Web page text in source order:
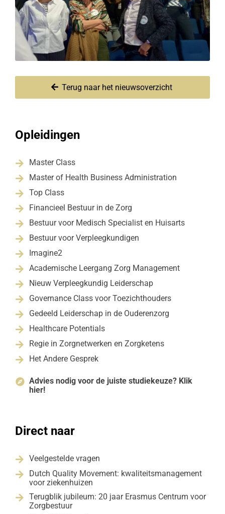
Terug naar het nieuwsoverzicht
Opleidingen
 Master Class
 Master of Health Business Administration
 Top Class
 Financieel Bestuur in de Zorg
 Bestuur voor Medisch Specialist en Huisarts
 Bestuur voor Verpleegkundigen
 Imagine2
 Academische Leergang Zorg Management
 Nieuw Verpleegkundig Leiderschap
 Governance Class voor Toezichthouders
 Gedeeld Leiderschap in de Ouderenzorg
 Healthcare Potentials
 Regie in Zorgnetwerken en Zorgketens
 Het Andere Gesprek
 Advies nodig voor de juiste studiekeuze? Klik
hier!
Direct naar
 Veelgestelde vragen

Dutch Quality Movement: kwaliteitsmanagement
voor ziekenhuizen

Terugblik jubileum: 20 jaar Erasmus Centrum voor
Zorgbestuur